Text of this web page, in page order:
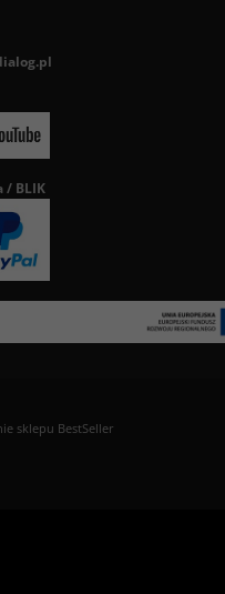
/ BLIK
sklepu BestSeller